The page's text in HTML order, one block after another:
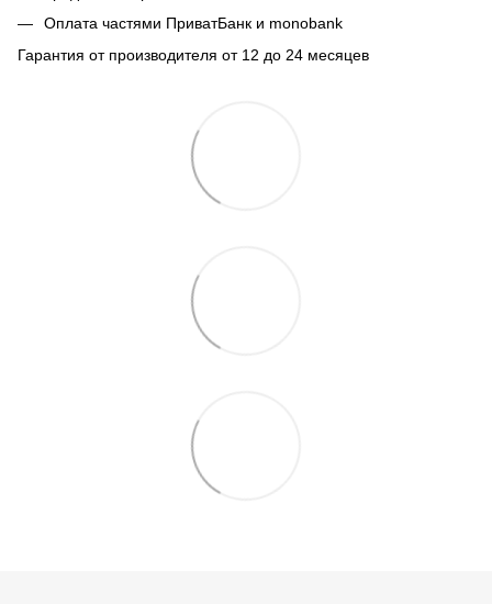
Оплата частями ПриватБанк и monobank
Гарантия от производителя от 12 до 24 месяцев